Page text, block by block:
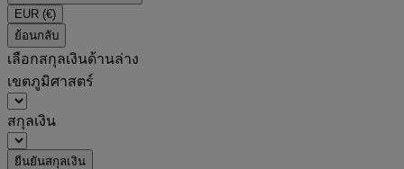
EUR (€)
ย้อนกลับ
เลือกสกุลเงินด้านล่าง
เขตภูมิศาสตร์
สกุลเงิน
ยืนยันสกุลเงิน